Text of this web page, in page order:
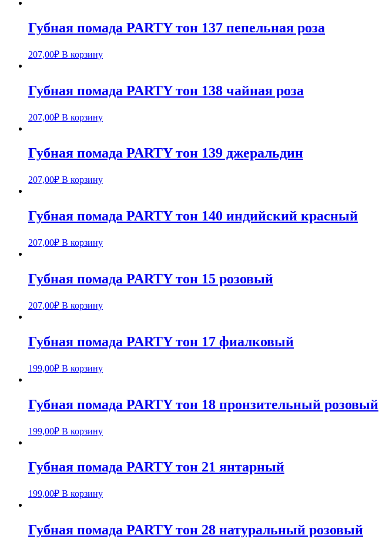
Губная помада PARTY тон 137 пепельная роза
207,00₽ В корзину
Губная помада PARTY тон 138 чайная роза
207,00₽ В корзину
Губная помада PARTY тон 139 джеральдин
207,00₽ В корзину
Губная помада PARTY тон 140 индийский красный
207,00₽ В корзину
Губная помада PARTY тон 15 розовый
207,00₽ В корзину
Губная помада PARTY тон 17 фиалковый
199,00₽ В корзину
Губная помада PARTY тон 18 пронзительный розовый
199,00₽ В корзину
Губная помада PARTY тон 21 янтарный
199,00₽ В корзину
Губная помада PARTY тон 28 натуральный розовый